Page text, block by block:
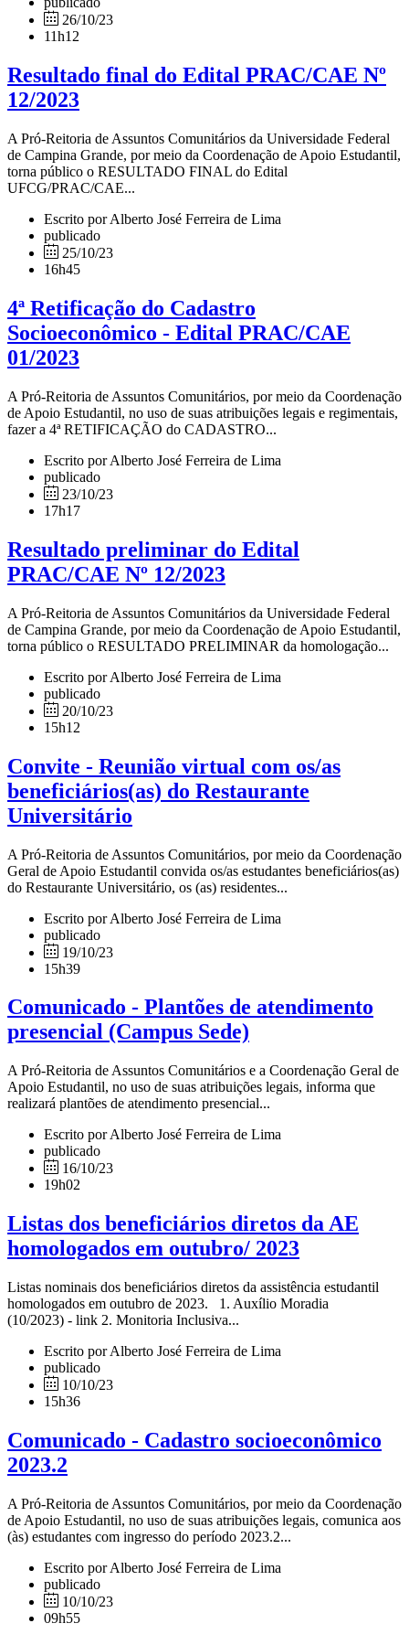
26/10/23
11h12
Resultado final do Edital PRAC/CAE Nº
12/2023
A Pró-Reitoria de Assuntos Comunitários da Universidade Federal
de Campina Grande, por meio da Coordenação de Apoio Estudantil,
torna público o RESULTADO FINAL do Edital
UFCG/PRAC/CAE...
Escrito por Alberto José Ferreira de Lima
publicado
25/10/23
16h45
4ª Retificação do Cadastro
Socioeconômico - Edital PRAC/CAE
01/2023
A Pró-Reitoria de Assuntos Comunitários, por meio da Coordenação
de Apoio Estudantil, no uso de suas atribuições legais e regimentais,
fazer a 4ª RETIFICAÇÃO do CADASTRO...
Escrito por Alberto José Ferreira de Lima
publicado
23/10/23
17h17
Resultado preliminar do Edital
PRAC/CAE Nº 12/2023
A Pró-Reitoria de Assuntos Comunitários da Universidade Federal
de Campina Grande, por meio da Coordenação de Apoio Estudantil,
torna público o RESULTADO PRELIMINAR da homologação...
Escrito por Alberto José Ferreira de Lima
publicado
20/10/23
15h12
Convite - Reunião virtual com os/as
beneficiários(as) do Restaurante
Universitário
A Pró-Reitoria de Assuntos Comunitários, por meio da Coordenação
Geral de Apoio Estudantil convida os/as estudantes beneficiários(as)
do Restaurante Universitário, os (as) residentes...
Escrito por Alberto José Ferreira de Lima
publicado
19/10/23
15h39
Comunicado - Plantões de atendimento
presencial (Campus Sede)
A Pró-Reitoria de Assuntos Comunitários e a Coordenação Geral de
Apoio Estudantil, no uso de suas atribuições legais, informa que
realizará plantões de atendimento presencial...
Escrito por Alberto José Ferreira de Lima
publicado
16/10/23
19h02
Listas dos beneficiários diretos da AE
homologados em outubro/ 2023
Listas nominais dos beneficiários diretos da assistência estudantil
homologados em outubro de 2023. 1. Auxílio Moradia
(10/2023) - link 2. Monitoria Inclusiva...
Escrito por Alberto José Ferreira de Lima
publicado
10/10/23
15h36
Comunicado - Cadastro socioeconômico
2023.2
A Pró-Reitoria de Assuntos Comunitários, por meio da Coordenação
de Apoio Estudantil, no uso de suas atribuições legais, comunica aos
(às) estudantes com ingresso do período 2023.2...
Escrito por Alberto José Ferreira de Lima
publicado
10/10/23
09h55